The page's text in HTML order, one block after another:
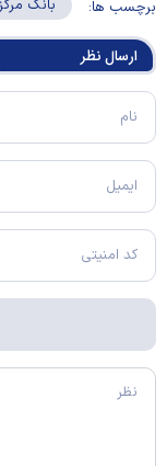
برچسب ها: بانک
ارسال‌ نظر